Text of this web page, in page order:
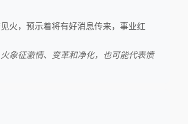
火，预示着将有好消息传来，事业红
火象征激情、变革和净化，也可能代表愤